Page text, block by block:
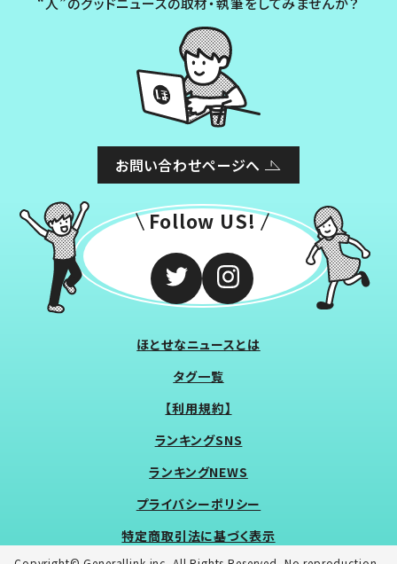
お問い合わせページへ
Follow US!
ほとせなニュースとは
タグ一覧
【利用規約】
ランキングSNS
ランキングNEWS
プライバシーポリシー
特定商取引法に基づく表示